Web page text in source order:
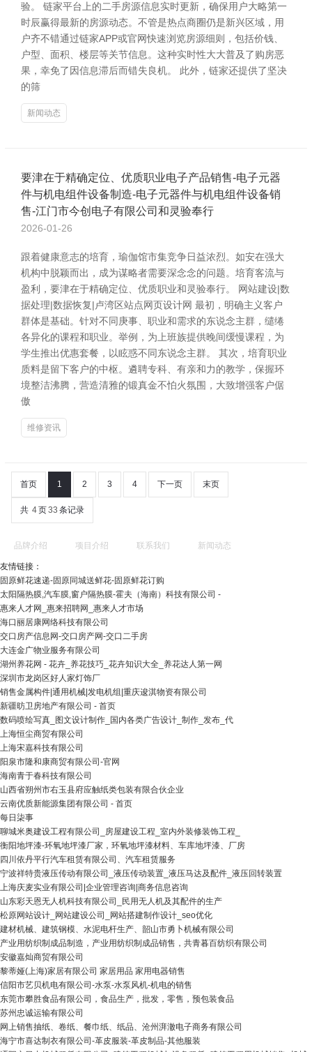
验。 链家平台上的二手房源信息实时更新，确保用户大略第一
时辰赢得最新的房源动态。不管是热点商圈仍是新兴区域，用
户齐不错通过链家APP或官网快速浏览房源细则，包括价钱、
户型、面积、楼层等关节信息。这种实时性大大普及了购房恶
果，幸免了因信息滞后而错失良机。 此外，链家还提供了坚决
的筛
新闻动态
要津在于精确定位、优质职业电子产品销售-电子元器
件与机电组件设备制造-电子元器件与机电组件设备销
售-江门市今创电子有限公司和灵验奉行
2026-01-26
跟着健康意志的培育，瑜伽馆市集竞争日益浓烈。如安在强大
机构中脱颖而出，成为谋略者需要深念念的问题。培育客流与
盈利，要津在于精确定位、优质职业和灵验奉行。 网站建设|数
据处理|数据恢复|卢湾区站点网页设计网 最初，明确主义客户
群体是基础。针对不同庚事、职业和需求的东说念主群，缱绻
各异化的课程和职业。举例，为上班族提供晚间缓慢课程，为
学生推出优惠套餐，以眩惑不同东说念主群。 其次，培育职业
质料是留下客户的中枢。遴聘专科、有亲和力的教学，保握环
境整洁沸腾，营造清雅的锻真金不怕火氛围，大致增强客户倨
傲
维修资讯
首页 1 2 3 4 下一页 末页
共 4页33 条记录
品牌介绍 项目介绍 联系我们 新闻动态
友情链接：
固原鲜花速递-固原同城送鲜花-固原鲜花订购
太阳隔热膜,汽车膜,窗户隔热膜-霍夫（海南）科技有限公司 -
惠来人才网_惠来招聘网_惠来人才市场
海口丽居康网络科技有限公司
交口房产信息网-交口房产网-交口二手房
大连金广物业服务有限公司
湖州养花网 - 花卉_养花技巧_花卉知识大全_养花达人第一网
深圳市龙岗区好人家灯饰厂
销售金属构件|通用机械|发电机组|重庆逡淇物资有限公司
新疆昉卫房地产有限公司 - 首页
数码喷绘写真_图文设计制作_国内各类广告设计_制作_发布_代
上海恒尘商贸有限公司
上海宋嘉科技有限公司
阳泉市隆和康商贸有限公司-官网
海南青于春科技有限公司
山西省朔州市右玉县府应触纸类包装有限合伙企业
云南优质新能源集团有限公司 - 首页
每日柒事
聊城米奥建设工程有限公司_房屋建设工程_室内外装修装饰工程_
衡阳地坪漆-环氧地坪漆厂家，环氧地坪漆材料、车库地坪漆、厂房
四川依丹平行汽车租赁有限公司、汽车租赁服务
宁波祥特贵液压传动有限公司_液压传动装置_液压马达及配件_液压回转装置
上海庆麦实业有限公司|企业管理咨询|商务信息咨询
山东彩天恩无人机科技有限公司_民用无人机及其配件的生产
松原网站设计_网站建设公司_网站搭建制作设计_seo优化
建材机械、建筑钢模、水泥电杆生产、韶山市勇卜机械有限公司
产业用纺织制成品制造，产业用纺织制成品销售，共青暮百纺织有限公司
安徽嘉灿商贸有限公司
黎蒂娅(上海)家居有限公司 家居用品 家用电器销售
信阳市艺贝机电有限公司-水泵-水泵风机-机电的销售
东莞市攀胜食品有限公司，食品生产，批发，零售，预包装食品
苏州忠诚运输有限公司
网上销售抽纸、卷纸、餐巾纸、纸品、沧州湃澈电子商务有限公司
海宁市喜达制衣有限公司-革皮服装-革皮制品-其他服装